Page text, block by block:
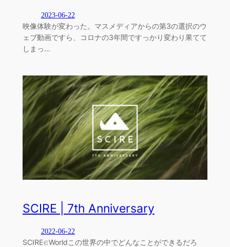
2023-06-22
映像体験が変わった。マスメディアからの第3の選択のウ
ェブ動画ですら、コロナの3年間ですっかり変わり果てて
しまっ…
SCIRE | 7th Anniversary
2022-06-22
SCIRE∈Worldこの世界の中でどんなことができるだろ